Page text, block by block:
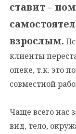
ставит –
взрослым.
клиенты
опеке, т.к. это
совместной
Чаще всего нас
вид, тело,